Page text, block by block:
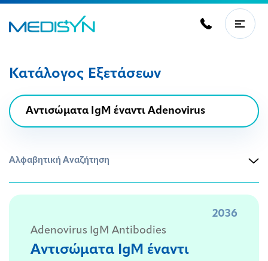
Κατάλογος Εξετάσεων
Αλφαβητική Αναζήτηση
2036
Adenovirus IgM Antibodies
Αντισώματα IgM έναντι